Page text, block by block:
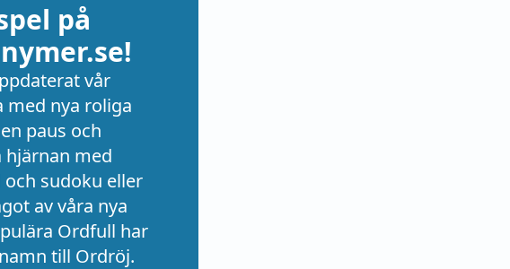
på
vår
med nya roliga
paus och
hjärnan med
sudoku eller
av våra nya
Ordfull har
till Ordröj.